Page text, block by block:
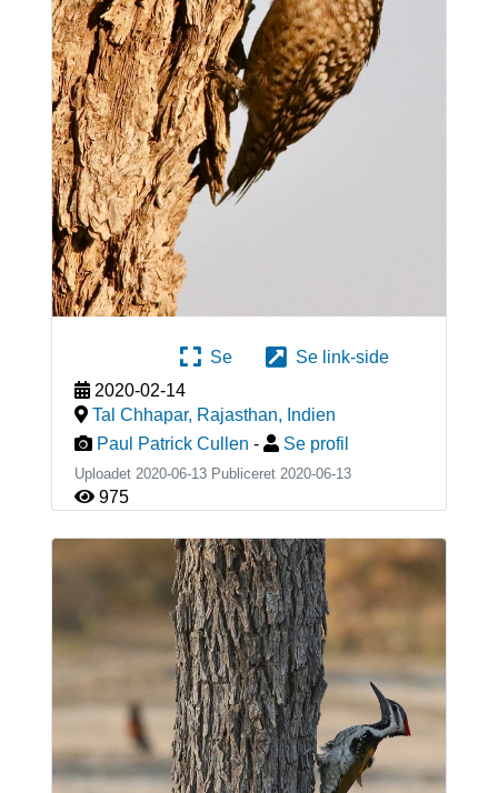
Se
Se link-side
2020-02-14
Tal Chhapar, Rajasthan, Indien
Paul Patrick Cullen - Se profil
Uploadet 2020-06-13 Publiceret 2020-06-13
975